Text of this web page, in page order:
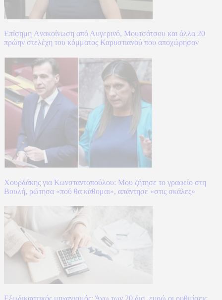
Επίσημη Aνακοίνωση από Αυγερινό, Μουτσάτσου και άλλα 20
πρώην στελέχη του κόμματος Καρυστιανού που αποχώρησαν
Χουρδάκης για Κωνσταντοπούλου: Μου ζήτησε το γραφείο στη
Βουλή, ρώτησα «πού θα κάθομαι», απάντησε «στις σκάλες»
Εξωδικαστικός μηχανισμός: Άνω των 20 δισ. ευρώ οι ρυθμίσεις